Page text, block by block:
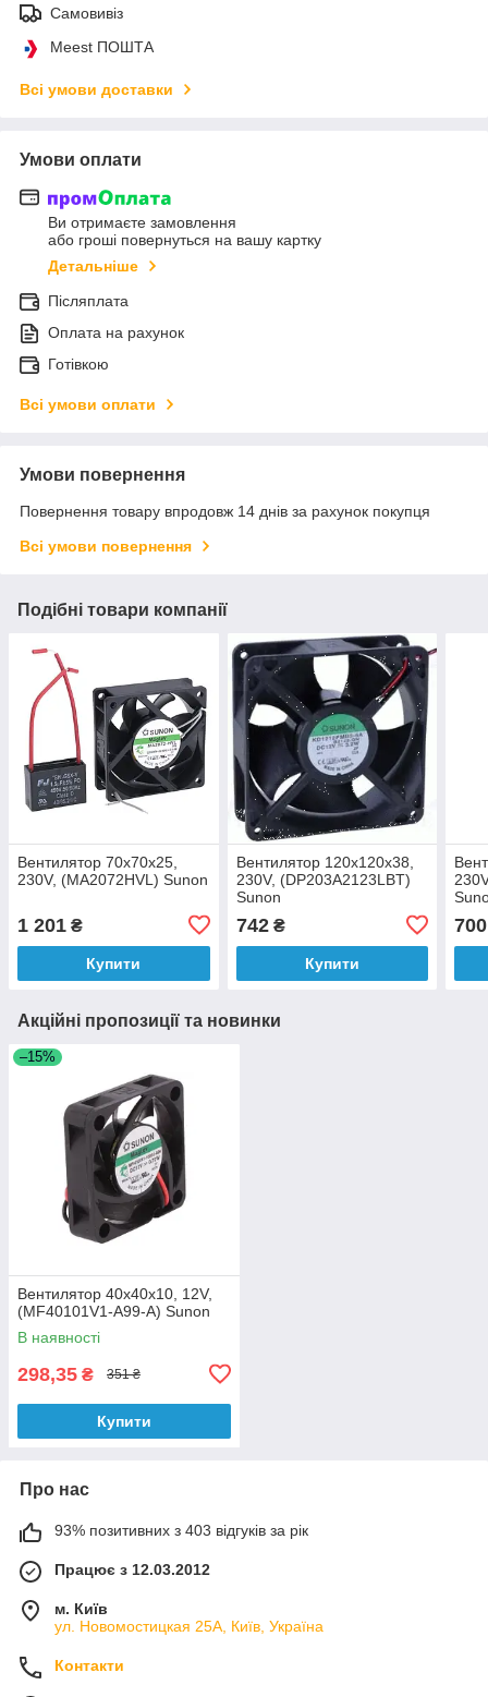
Самовивіз
Meest ПОШТА
Всі умови доставки
Умови оплати
Ви отримаєте замовлення
або гроші повернуться на вашу картку
Детальніше
Післяплата
Оплата на рахунок
Готівкою
Всі умови оплати
Умови повернення
Повернення товару впродовж 14 днів за рахунок покупця
Всі умови повернення
Подібні товари компанії
Вентилятор 70x70x25,
230V, (MA2072HVL) Sunon
1 201 ₴
Купити
Вентилятор 120x120x38,
230V, (DP203A2123LBT)
Sunon
742₴
Купити
700
Акційні пропозиції та новинки
–15%
Вентилятор 40x40x10, 12V,
(MF40101V1-A99-A) Sunon
В наявності
298,35 ₴ 351 ₴
Купити
Про нас
93% позитивних з 403 відгуків за рік
Працює з 12.03.2012
м. Київ
ул. Новомостицкая 25А, Київ, Україна
Контакти